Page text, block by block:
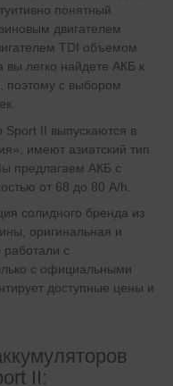
понятный
двигателем
TDI объемом
вы легко найдете АКБ к
поэтому с выбором
Sport II выпускаются в
имеют азиатский тип
предлагаем АКБ с
от 68 до 80 A/h.
солидного бренда из
оригинальная и
с
с официальными
доступные цены и
II: